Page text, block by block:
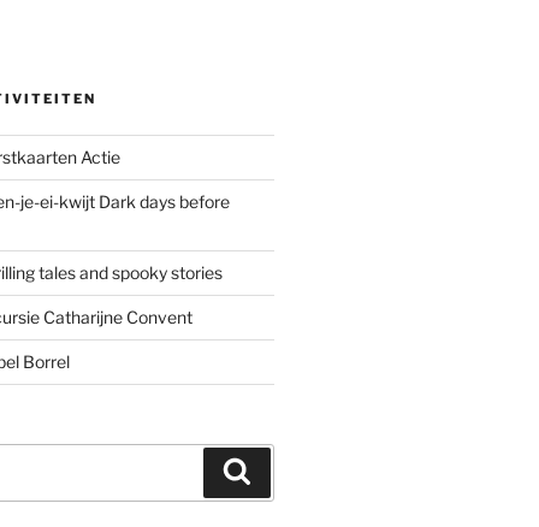
Actie
je-ei-kwijt Dark days before
tales and spooky stories
Catharijne Convent
Borrel